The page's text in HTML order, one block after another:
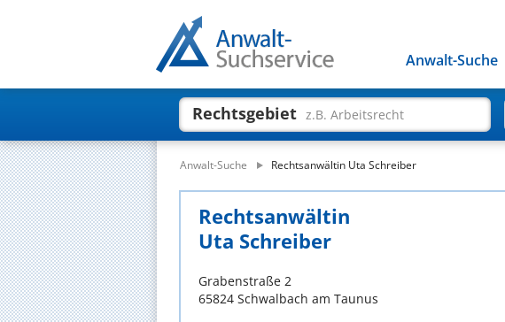
Anwalt-Suche
Rechtsgebiet z.B. Arbeitsrecht
Anwalt-Suche Rechtsanwältin Uta Schreiber
Rechtsanwältin
Uta Schreiber
Grabenstraße 2
65824 Schwalbach am Taunus